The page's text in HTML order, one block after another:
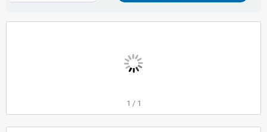
1 / 1